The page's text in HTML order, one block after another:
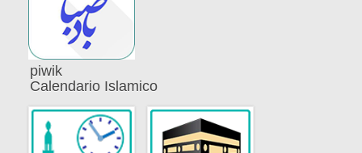
piwik
Calendario Islamico